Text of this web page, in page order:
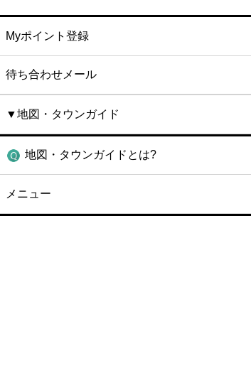
Myポイント登録
待ち合わせメール
▼地図・タウンガイド
地図・タウンガイドとは?
メニュー